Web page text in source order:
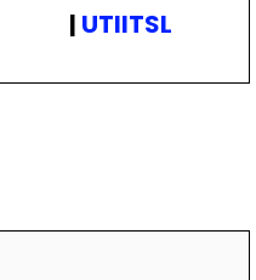
| UTIITSL